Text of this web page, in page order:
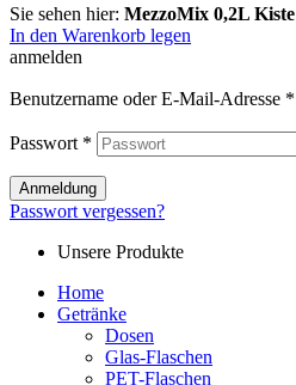
Sie sehen hier: MezzoMix 0,2L Kiste
In den Warenkorb legen
anmelden
Benutzername oder E-Mail-Adresse *
Passwort *
Anmeldung
Passwort vergessen?
Unsere Produkte
Home
Getränke
Dosen
Glas-Flaschen
PET-Flaschen